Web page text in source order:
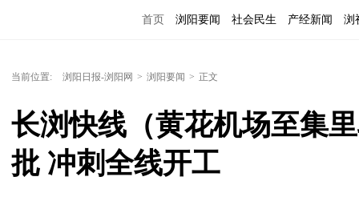
首页 浏阳要闻 社会民生 产经新闻 浏
当前位置: 浏阳日报-浏阳网 > 浏阳要闻 > 正文
长浏快线（黄花机场至集
批 冲刺全线开工